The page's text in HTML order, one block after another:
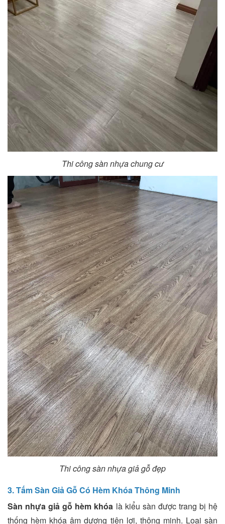
Thi công sàn nhựa chung cư
Thi công sàn nhựa giả gỗ đẹp
3. Tấm Sàn Giả Gỗ Có Hèm Khóa Thông Minh
Sàn nhựa giả gỗ hèm khóa là kiểu sàn được trang bị hệ
thống hèm khóa âm dương tiện lợi, thông minh. Loại sàn